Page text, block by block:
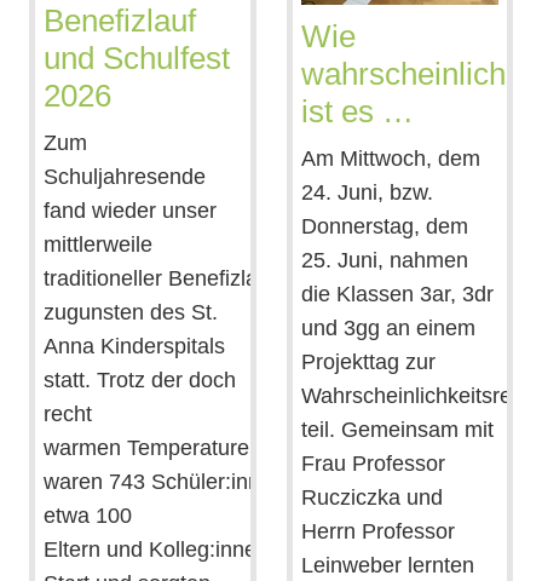
Benefizlauf
und Schulfest
2026
Zum
Schuljahresende
fand wieder unser
mittlerweile
traditioneller Benefizlauf
zugunsten des St.
Anna Kinderspitals
statt. Trotz der doch
recht
warmen Temperaturen
waren 743 Schüler:innen und
etwa 100
Eltern und Kolleg:innen am
Wie
wahrscheinlich
ist es …
Am Mittwoch, dem
24. Juni, bzw.
Donnerstag, dem
25. Juni, nahmen
die Klassen 3ar, 3dr
und 3gg an einem
Projekttag zur
teil. Gemeinsam mit
Frau Professor
Rucziczka und
Herrn Professor
Leinweber lernten